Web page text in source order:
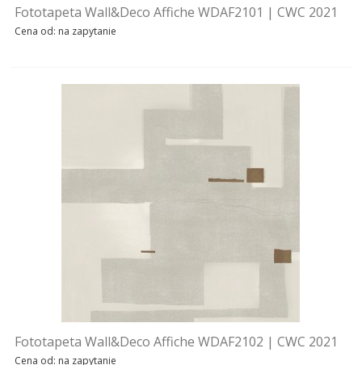
WZÓR 2021
WZÓR 2017
Fototapeta Wall&Deco Affiche WDAF2101 | CWC 2021
Cena od: na zapytanie
Fototapeta Wall&Deco Affiche WDAF2102 | CWC 2021
Cena od: na zapytanie